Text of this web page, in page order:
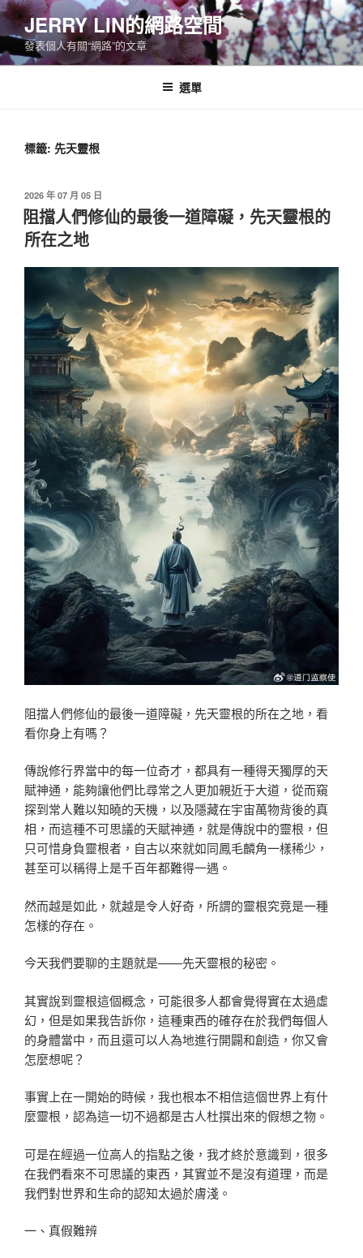
跳
至
主
要
JERRY LIN的網路空間
發表個人有關“網路”的文章
選單
標籤: 先天靈根
發
佈
於
2026 年 07 月 05 日
阻擋人們修仙的最後一道障礙，先天靈根的
所在之地
阻擋人們修仙的最後一道障礙，先天靈根的所在之地，看
看你身上有嗎？
傳說修行界當中的每一位奇才，都具有一種得天獨厚的天
賦神通，能夠讓他們比尋常之人更加親近于大道，從而窺
探到常人難以知曉的天機，以及隱藏在宇宙萬物背後的真
相，而這種不可思議的天賦神通，就是傳說中的靈根，但
只可惜身負靈根者，自古以來就如同鳳毛麟角一樣稀少，
甚至可以稱得上是千百年都難得一遇。
然而越是如此，就越是令人好奇，所謂的靈根究竟是一種
怎樣的存在。
今天我們要聊的主題就是——先天靈根的秘密。
其實說到靈根這個概念，可能很多人都會覺得實在太過虛
幻，但是如果我告訴你，這種東西的確存在於我們每個人
的身體當中，而且還可以人為地進行開闢和創造，你又會
怎麼想呢？
事實上在一開始的時候，我也根本不相信這個世界上有什
麼靈根，認為這一切不過都是古人杜撰出來的假想之物。
可是在經過一位高人的指點之後，我才終於意識到，很多
在我們看來不可思議的東西，其實並不是沒有道理，而是
我們對世界和生命的認知太過於膚淺。
一、真假難辨